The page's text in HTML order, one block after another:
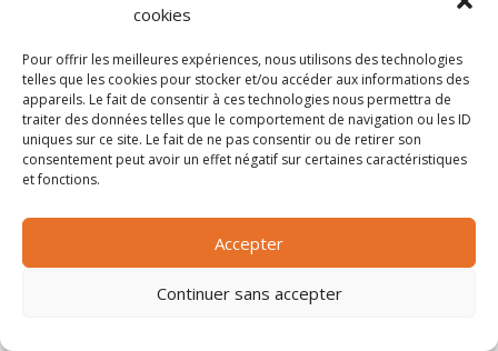
cookies
Pour offrir les meilleures expériences, nous utilisons des technologies
telles que les cookies pour stocker et/ou accéder aux informations des
appareils. Le fait de consentir à ces technologies nous permettra de
traiter des données telles que le comportement de navigation ou les ID
uniques sur ce site. Le fait de ne pas consentir ou de retirer son
consentement peut avoir un effet négatif sur certaines caractéristiques
et fonctions.
Accepter
Continuer sans accepter
Immobilier aménageurs
Immobilier commerces
Immobilier de bureaux
Immobilier industriel
Immobilier logements
Impression 3D